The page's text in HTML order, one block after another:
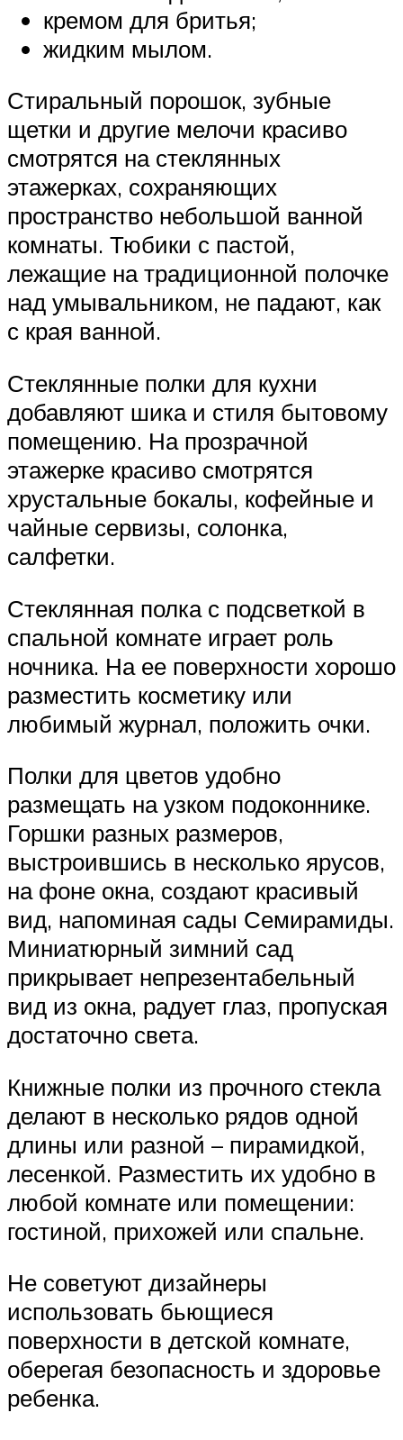
кремом для бритья;
жидким мылом.
Стиральный порошок, зубные
щетки и другие мелочи красиво
смотрятся на стеклянных
этажерках, сохраняющих
пространство небольшой ванной
комнаты. Тюбики с пастой,
лежащие на традиционной полочке
над умывальником, не падают, как
с края ванной.
Стеклянные полки для кухни
добавляют шика и стиля бытовому
помещению. На прозрачной
этажерке красиво смотрятся
хрустальные бокалы, кофейные и
чайные сервизы, солонка,
салфетки.
Стеклянная полка с подсветкой в
спальной комнате играет роль
ночника. На ее поверхности хорошо
разместить косметику или
любимый журнал, положить очки.
Полки для цветов удобно
размещать на узком подоконнике.
Горшки разных размеров,
выстроившись в несколько ярусов,
на фоне окна, создают красивый
вид, напоминая сады Семирамиды.
Миниатюрный зимний сад
прикрывает непрезентабельный
вид из окна, радует глаз, пропуская
достаточно света.
Книжные полки из прочного стекла
делают в несколько рядов одной
длины или разной – пирамидкой,
лесенкой. Разместить их удобно в
любой комнате или помещении:
гостиной, прихожей или спальне.
Не советуют дизайнеры
использовать бьющиеся
поверхности в детской комнате,
оберегая безопасность и здоровье
ребенка.